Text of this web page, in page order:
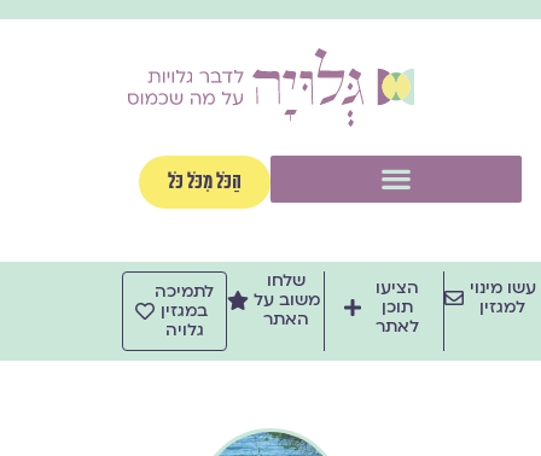
לתוכן
הַכֹּל מִכֹּל כֹּל
עשו מינוי
למגזין
הציעו
תוכן
לאתר
שלחו
משוב על
האתר
לתמיכה
במגזין
גלויה